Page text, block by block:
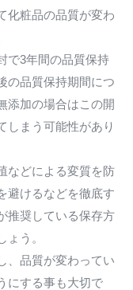
化粧品の品質が変わ
で3年間の品質保持
の品質保持期間につ
添加の場合はこの開
しまう可能性があり
などによる変質を防
避けるなどを徹底す
推奨している保存方
う。
、品質が変わってい
にする事も大切で